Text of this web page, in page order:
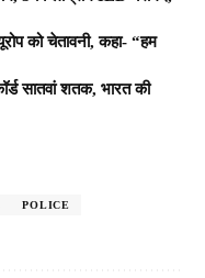
को चेतावनी, कहा- “हम
सातवां शतक, भारत की
POLICE